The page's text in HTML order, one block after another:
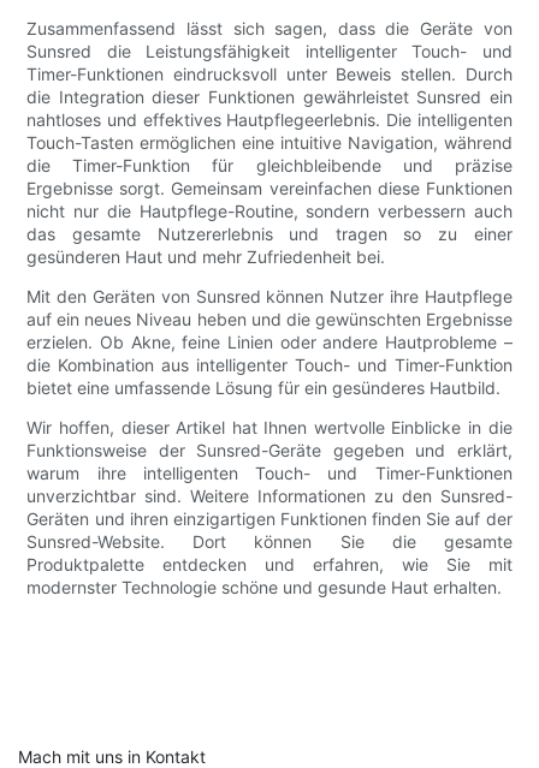
Zusammenfassend lässt sich sagen, dass die Geräte von
Sunsred die Leistungsfähigkeit intelligenter Touch- und
Timer-Funktionen eindrucksvoll unter Beweis stellen. Durch
die Integration dieser Funktionen gewährleistet Sunsred ein
nahtloses und effektives Hautpflegeerlebnis. Die intelligenten
Touch-Tasten ermöglichen eine intuitive Navigation, während
die Timer-Funktion für gleichbleibende und präzise
Ergebnisse sorgt. Gemeinsam vereinfachen diese Funktionen
nicht nur die Hautpflege-Routine, sondern verbessern auch
das gesamte Nutzererlebnis und tragen so zu einer
gesünderen Haut und mehr Zufriedenheit bei.
Mit den Geräten von Sunsred können Nutzer ihre Hautpflege
auf ein neues Niveau heben und die gewünschten Ergebnisse
erzielen. Ob Akne, feine Linien oder andere Hautprobleme –
die Kombination aus intelligenter Touch- und Timer-Funktion
bietet eine umfassende Lösung für ein gesünderes Hautbild.
Wir hoffen, dieser Artikel hat Ihnen wertvolle Einblicke in die
Funktionsweise der Sunsred-Geräte gegeben und erklärt,
warum ihre intelligenten Touch- und Timer-Funktionen
unverzichtbar sind. Weitere Informationen zu den Sunsred-
Geräten und ihren einzigartigen Funktionen finden Sie auf der
Sunsred-Website. Dort können Sie die gesamte
Produktpalette entdecken und erfahren, wie Sie mit
modernster Technologie schöne und gesunde Haut erhalten.
Mach mit uns in Kontakt